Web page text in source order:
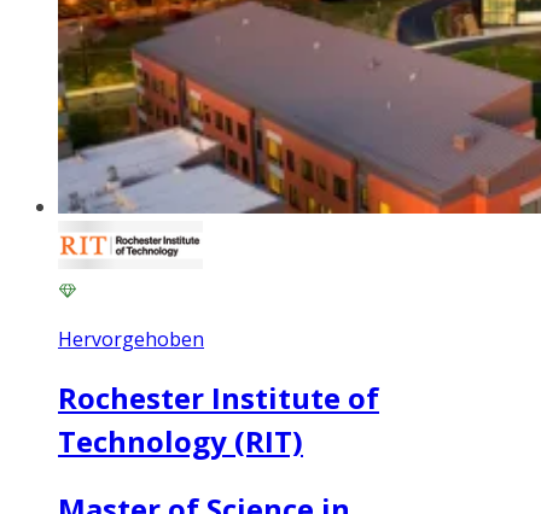
Hervorgehoben
Rochester Institute of
Technology (RIT)